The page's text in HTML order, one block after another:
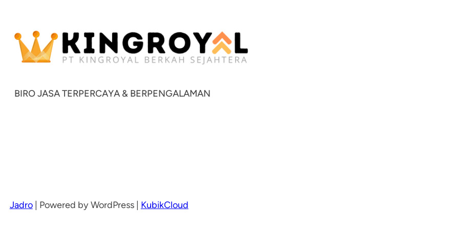
BIRO JASA TERPERCAYA & BERPENGALAMAN
Jadro Powered by WordPress | KubikCloud